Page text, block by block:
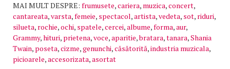
MAI MULT DESPRE: frumusete,cariera, muzica,concert,
cantareata,varsta,femeie, spectacol,artista,vedeta, sot, riduri,
silueta, rochie,ochi, spatele,cercei,albume,forma,aur,
Grammy,hituri, prietena,voce,aparitie,bratara,tanara,Shania
Twain, poseta,cizme,genunchi,căsătorită,industria muzicala,
picioarele,accesorizata,asortat